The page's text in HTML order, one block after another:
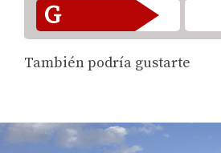
G
También podría gustarte